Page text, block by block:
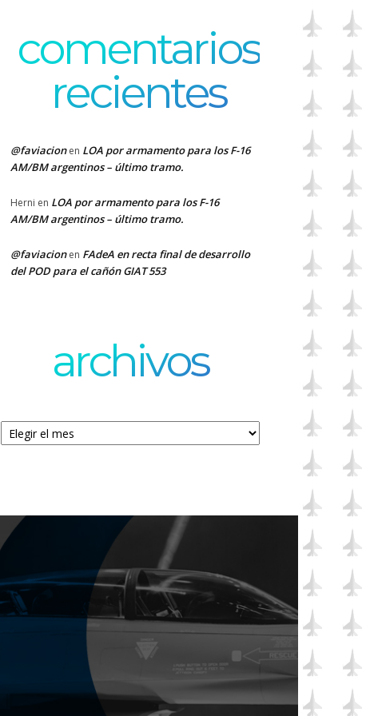
comentarios
recientes
@faviacionen LOA por armamento para los F-16
AM/BM argentinos – último tramo.
Herni en LOA por armamento para los F-16
AM/BM argentinos – último tramo.
@faviacionen FAdeA en recta final de desarrollo
del POD para el cañón GIAT 553
archivos
Archivos